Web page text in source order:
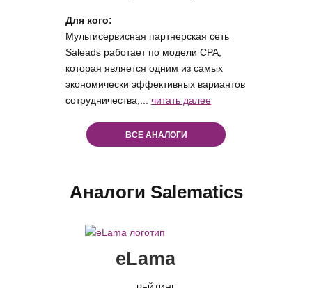
Для кого:
Мультисервисная партнерская сеть
Saleads работает по модели CPA,
которая является одним из самых
экономически эффективных вариантов
сотрудничества,... читать далее
ВСЕ АНАЛОГИ
Аналоги Salematics
eLama